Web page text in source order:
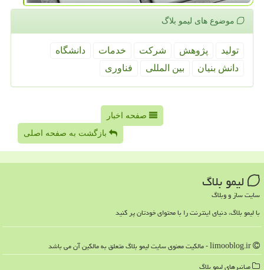
موضوع های لیمو بلاگ
تولید پژوهش شركت خدمات
دانشگاه
دانش بنیان
بین المللی فناوری
صفحه اخبار
بازگشت به صفحه اصلی
لیمو بلاگ
سایت ساز و وبلاگ
با لیمو بلاگ، دنیای اینترنت را با محتوای خودتان پر کنید
میانبرهای لیمو بلاگ